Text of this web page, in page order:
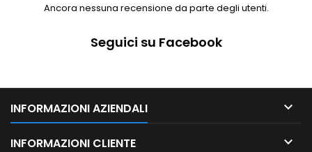
Ancora nessuna recensione da parte degli utenti.
Seguici su Facebook
INFORMAZIONI AZIENDALI 
INFORMAZIONI CLIENTE 